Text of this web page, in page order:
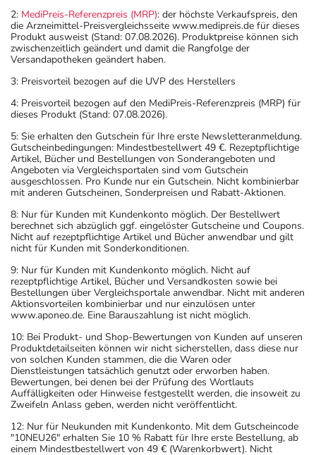
2: MediPreis-Referenzpreis (MRP): der höchste Verkaufspreis, den
die Arzneimittel-Preisvergleichsseite www.medipreis.de für dieses
Produkt ausweist (Stand: 07.08.2026). Produktpreise können sich
zwischenzeitlich geändert und damit die Rangfolge der
Versandapotheken geändert haben.
3: Preisvorteil bezogen auf die UVP des Herstellers
4: Preisvorteil bezogen auf den MediPreis-Referenzpreis (MRP) für
dieses Produkt (Stand: 07.08.2026).
5: Sie erhalten den Gutschein für Ihre erste Newsletteranmeldung.
Gutscheinbedingungen: Mindestbestellwert 49 €. Rezeptpflichtige
Artikel, Bücher und Bestellungen von Sonderangeboten und
Angeboten via Vergleichsportalen sind vom Gutschein
ausgeschlossen. Pro Kunde nur ein Gutschein. Nicht kombinierbar
mit anderen Gutscheinen, Sonderpreisen und Rabatt-Aktionen.
8: Nur für Kunden mit Kundenkonto möglich. Der Bestellwert
berechnet sich abzüglich ggf. eingelöster Gutscheine und Coupons.
Nicht auf rezeptpflichtige Artikel und Bücher anwendbar und gilt
nicht für Kunden mit Sonderkonditionen.
9: Nur für Kunden mit Kundenkonto möglich. Nicht auf
rezeptpflichtige Artikel, Bücher und Versandkosten sowie bei
Bestellungen über Vergleichsportale anwendbar. Nicht mit anderen
Aktionsvorteilen kombinierbar und nur einzulösen unter
www.aponeo.de. Eine Barauszahlung ist nicht möglich.
10: Bei Produkt- und Shop-Bewertungen von Kunden auf unseren
Produktdetailseiten können wir nicht sicherstellen, dass diese nur
von solchen Kunden stammen, die die Waren oder
Dienstleistungen tatsächlich genutzt oder erworben haben.
Bewertungen, bei denen bei der Prüfung des Wortlauts
Auffälligkeiten oder Hinweise festgestellt werden, die insoweit zu
Zweifeln Anlass geben, werden nicht veröffentlicht.
12: Nur für Neukunden mit Kundenkonto. Mit dem Gutscheincode
"10NEU26" erhalten Sie 10 % Rabatt für Ihre erste Bestellung, ab
einem Mindestbestellwert von 49 € (Warenkorbwert). Nicht